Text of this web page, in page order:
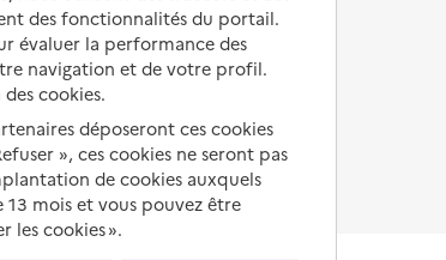
Comprendre les prix en
EHPAD
Droits en EHPAD
Fin de vie en EHPAD
des fonctionnalités du portail.
évaluer la performance des
navigation et de votre profil.
cookies.
déposeront ces cookies
», ces cookies ne seront pas
de cookies auxquels
mois et vous pouvez être
les cookies ».